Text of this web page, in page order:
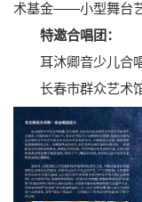
术基金——小型舞台艺
特邀合唱团：
耳沐卿音少儿合
长春市群众艺术馆